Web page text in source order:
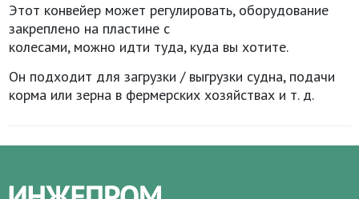
Этот конвейер может регулировать, оборудование
закреплено на пластине с
колесами, можно идти туда, куда вы хотите.
Он подходит для загрузки / выгрузки судна, подачи
корма или зерна в фермерских хозяйствах и т. д.